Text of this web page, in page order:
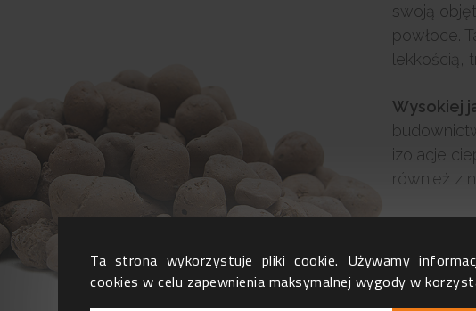
Ta strona wykorzystuje pliki cookie. Używamy
cookies w celu zapewnienia maksymalnej wygody w
swoją
powłoce.
lekkością,
Wysokiej
izolacje
również z
pozwala